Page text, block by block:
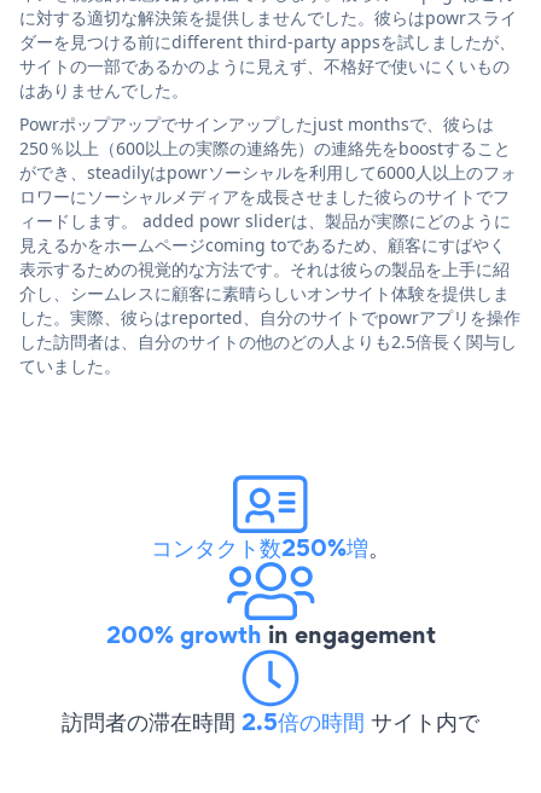
に対する適切な解決策を提供しませんでした。彼らはpowrスライ
ダーを見つける前にdifferent third-party appsを試しましたが、
サイトの一部であるかのように見えず、不格好で使いにくいもの
はありませんでした。
Powrポップアップでサインアップしたjust monthsで、彼らは
250％以上（600以上の実際の連絡先）の連絡先をboostすること
ができ、steadilyはpowrソーシャルを利用して6000人以上のフォ
ロワーにソーシャルメディアを成長させました彼らのサイトでフ
ィードします。 added powr sliderは、製品が実際にどのように
見えるかをホームページcoming toであるため、顧客にすばやく
表示するための視覚的な方法です。それは彼らの製品を上手に紹
介し、シームレスに顧客に素晴らしいオンサイト体験を提供しま
した。実際、彼らはreported、自分のサイトでpowrアプリを操作
した訪問者は、自分のサイトの他のどの人よりも2.5倍長く関与し
ていました。
コンタクト数250%増。
200% growth in engagement
訪問者の滞在時間 2.5倍の時間 サイト内で